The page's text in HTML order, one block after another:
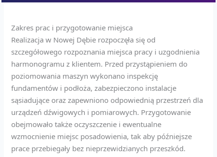
Zakres prac i przygotowanie miejsca
Realizacja w Nowej Dębie rozpoczęła się od
szczegółowego rozpoznania miejsca pracy i uzgodnienia
harmonogramu z klientem. Przed przystąpieniem do
poziomowania maszyn wykonano inspekcję
fundamentów i podłoża, zabezpieczono instalacje
sąsiadujące oraz zapewniono odpowiednią przestrzeń dla
urządzeń dźwigowych i pomiarowych. Przygotowanie
obejmowało także oczyszczenie i ewentualne
wzmocnienie miejsc posadowienia, tak aby późniejsze
prace przebiegały bez nieprzewidzianych przeszkód.